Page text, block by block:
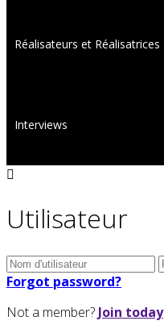
Réalisateurs et Réalisatrices
Interviews
Utilisateur
Forgot password?
Not a member? Join today